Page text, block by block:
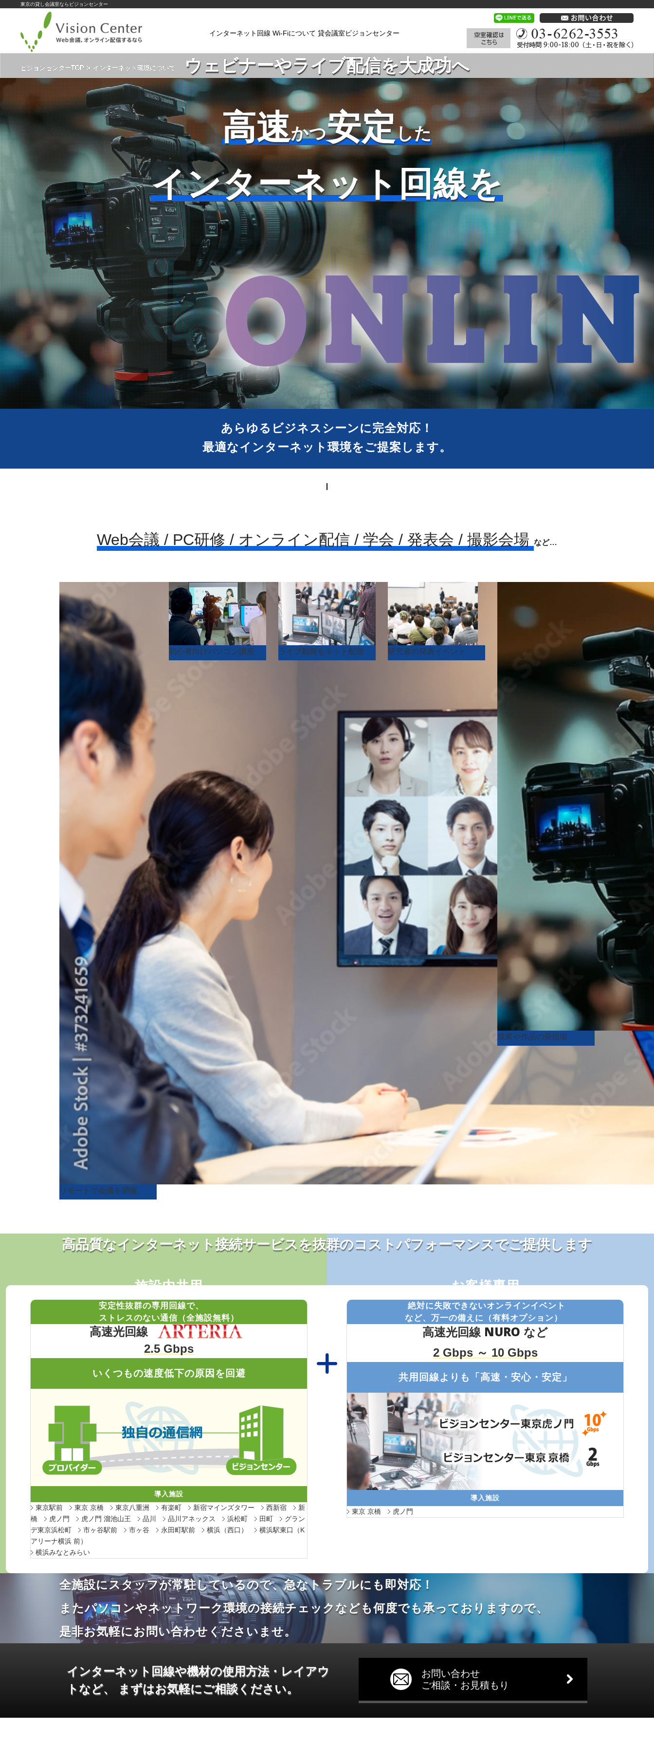
東京の貸し会議室ならビジョンセンター
インターネット回線 Wi-Fiについて 貸会議室ビジョンセンター
ビジョンセンターTOP インターネット環境について ウェビナーやライブ配信を大成功へ
高速かつ安定した
インターネット回線を
あらゆるビジネスシーンに完全対応！
最適なインターネット環境をご提案します。
Web会議 / PC研修 / オンライン配信 / 学会 / 発表会 / 撮影会場 など…
リモートで会議を開催
初心者向けパソコン講座 ライブ動画をネット配信 研究者の発表イベント
成果や作品の発信場
高品質なインターネット接続サービスを抜群のコストパフォーマンスでご提供します
施設内共用
安定性抜群の専用回線で、
ストレスのない通信（全施設無料）
高速光回線
2.5 Gbps
いくつもの速度低下の原因を回避
導入施設
東京駅前
東京 京橋 東京八重洲 有楽町 新宿マインズタワー 西新宿
新
橋
虎ノ門 虎ノ門 溜池山王 品川 品川アネックス 浜松町 田町
グラン
デ東京浜松町
市ヶ谷駅前 市ヶ谷 永田町駅前 横浜（西口）
横浜駅東口（K
アリーナ横浜 前）
横浜みなとみらい
お客様専用
絶対に失敗できないオンラインイベント
など、万一の備えに（有料オプション）
高速光回線 NURO など
2 Gbps ～ 10 Gbps
共用回線よりも「高速・安心・安定」
導入施設
東京 京橋
虎ノ門
全施設にスタッフが常駐しているので、急なトラブルにも即対応！
またパソコンやネットワーク環境の接続チェックなども何度でも承っておりますので、
是非お気軽にお問い合わせくださいませ。
インターネット回線や機材の使用方法・レイアウ
トなど、 まずはお気軽にご相談ください。
お問い合わせ
ご相談・お見積もり